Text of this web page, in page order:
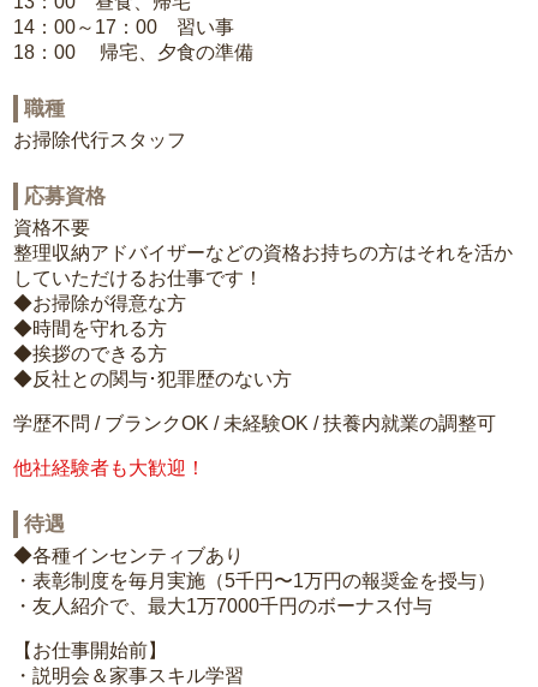
14：00～17：00 習い事
18：00 帰宅、夕食の準備
職種
お掃除代行スタッフ
応募資格
資格不要
整理収納アドバイザーなどの資格お持ちの方はそれを活か
していただけるお仕事です！
◆お掃除が得意な方
◆時間を守れる方
◆挨拶のできる方
◆反社との関与･犯罪歴のない方
学歴不問 / ブランクOK / 未経験OK / 扶養内就業の調整可
他社経験者も大歓迎！
待遇
◆各種インセンティブあり
・表彰制度を毎月実施（5千円〜1万円の報奨金を授与）
・友人紹介で、最大1万7000千円のボーナス付与
【お仕事開始前】
・説明会＆家事スキル学習